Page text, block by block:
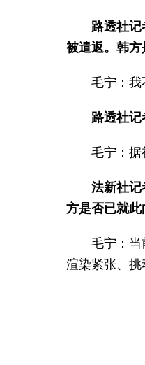
路透社
被遣返。韩方
毛宁：我
路透社
毛宁：据
法新社记
方是否已就此
毛宁：当
渲染紧张、挑